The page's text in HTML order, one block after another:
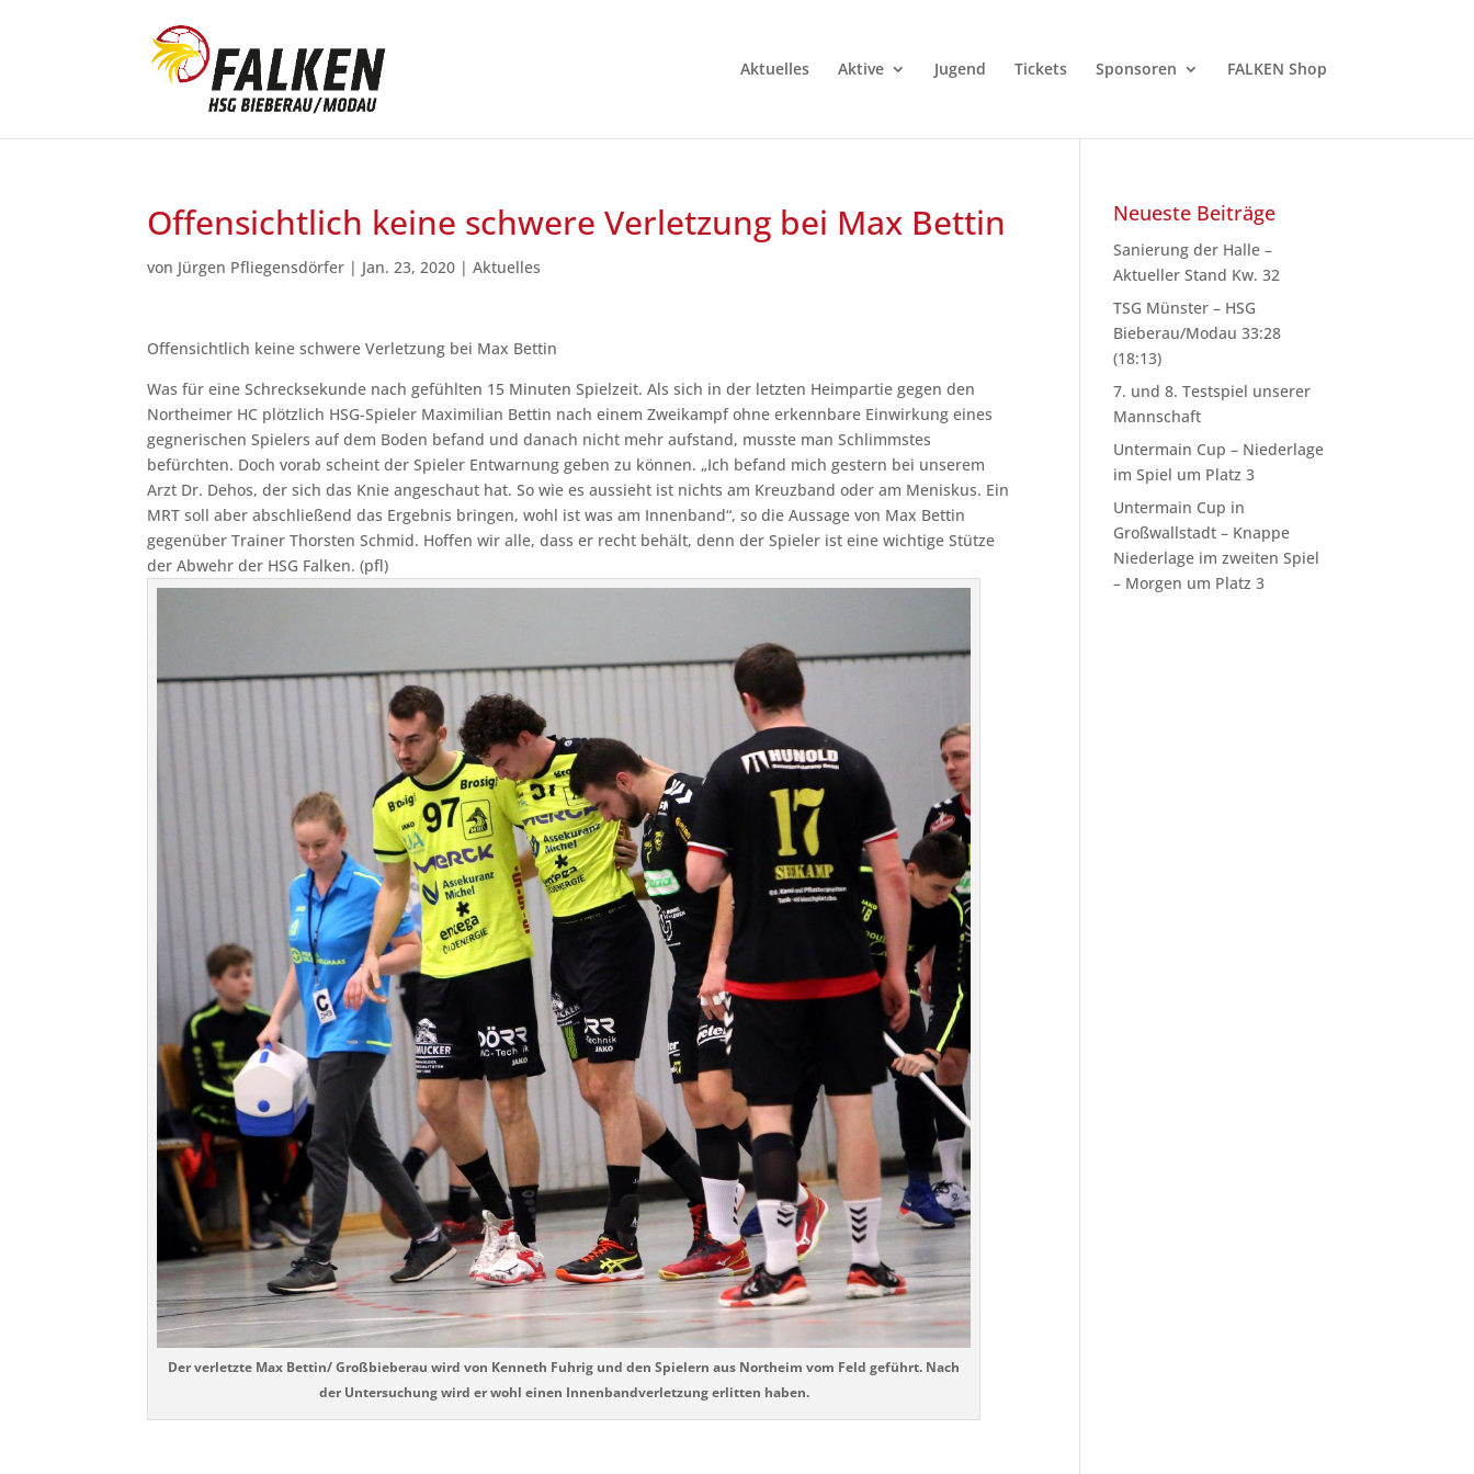
Aktuelles Aktive Jugend Tickets Sponsoren FALKEN Shop
Offensichtlich keine schwere Verletzung bei Max Bettin
von Jürgen Pfliegensdörfer | Jan. 23, 2020 |Aktuelles
Offensichtlich keine schwere Verletzung bei Max Bettin
Was für eine Schrecksekunde nach gefühlten 15 Minuten Spielzeit. Als sich in der letzten Heimpartie gegen den
Northeimer HC plötzlich HSG-Spieler Maximilian Bettin nach einem Zweikampf ohne erkennbare Einwirkung eines
gegnerischen Spielers auf dem Boden befand und danach nicht mehr aufstand, musste man Schlimmstes
befürchten. Doch vorab scheint der Spieler Entwarnung geben zu können. „Ich befand mich gestern bei unserem
Arzt Dr. Dehos, der sich das Knie angeschaut hat. So wie es aussieht ist nichts am Kreuzband oder am Meniskus. Ein
MRT soll aber abschließend das Ergebnis bringen, wohl ist was am Innenband“, so die Aussage von Max Bettin
gegenüber Trainer Thorsten Schmid. Hoffen wir alle, dass er recht behält, denn der Spieler ist eine wichtige Stütze
der Abwehr der HSG Falken. (pfl)
Der verletzte Max Bettin/ Großbieberau wird von Kenneth Fuhrig und den Spielern aus Northeim vom Feld geführt. Nach
der Untersuchung wird er wohl einen Innenbandverletzung erlitten haben.
Neueste Beiträge
Sanierung der Halle –
Aktueller Stand Kw. 32
TSG Münster – HSG
Bieberau/Modau 33:28
(18:13)
7. und 8. Testspiel unserer
Mannschaft
Untermain Cup – Niederlage
im Spiel um Platz 3
Untermain Cup in
Großwallstadt – Knappe
Niederlage im zweiten Spiel
– Morgen um Platz 3